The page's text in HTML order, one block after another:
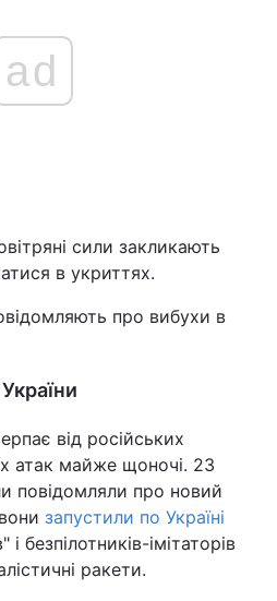
ad
сили закликають
в укриттях.
про вибухи в
від російських
атак майже щоночі. 23
повідомляли про новий
запустили по Україні
безпілотників-імітаторів
ракети.